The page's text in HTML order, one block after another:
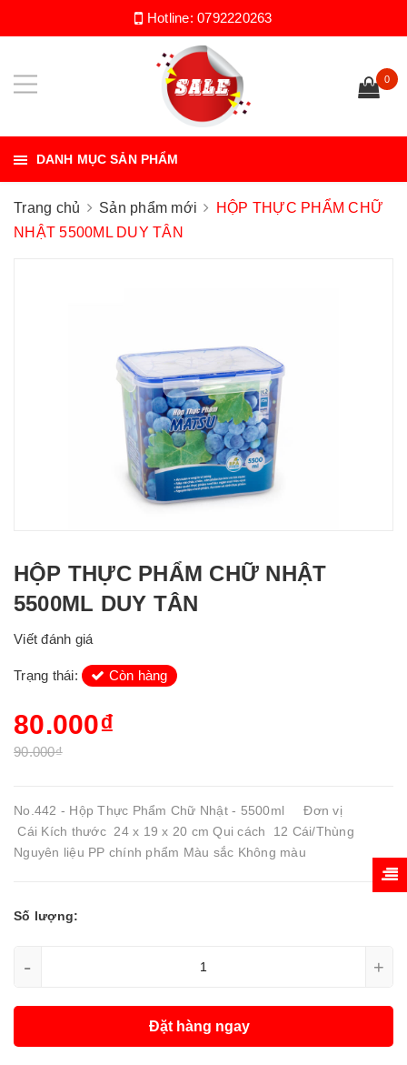
Hotline:0792220263
0
DANH MỤC SẢN PHẨM
Trang chủ Sản phẩm mới
HỘP THỰC PHẨM CHỮ
NHẬT 5500ML DUY TÂN
HỘP THỰC PHẨM CHỮ NHẬT
5500ML DUY TÂN
Viết đánh giá
Trạng thái: Còn hàng
80.000₫
90.000₫
No.442 - Hộp Thực Phẩm Chữ Nhật - 5500ml Đơn vị
Cái Kích thước 24 x 19 x 20 cm Qui cách 12 Cái/Thùng
Nguyên liệu PP chính phẩm Màu sắc Không màu
Số lượng:
- +
Đặt hàng ngay